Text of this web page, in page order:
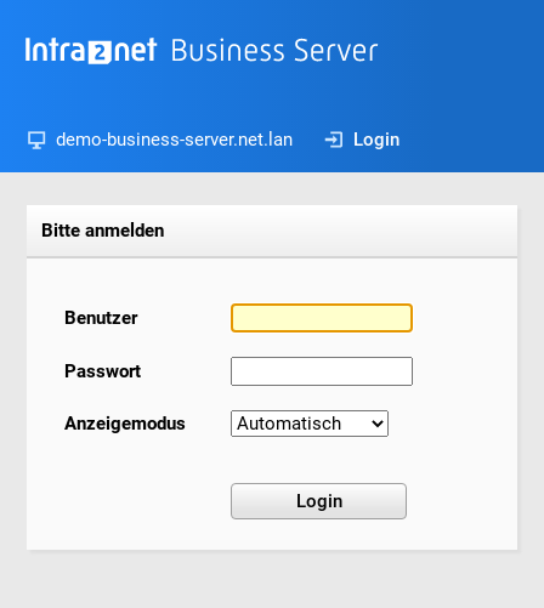
demo-business-server.net.lan Login
Bitte anmelden
Benutzer
Passwort
Anzeigemodus